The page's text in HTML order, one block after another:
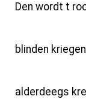
Den wordt t
blinden
alderdeegs